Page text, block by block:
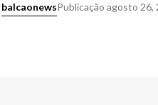
balcaonewsPublicação agosto 26,